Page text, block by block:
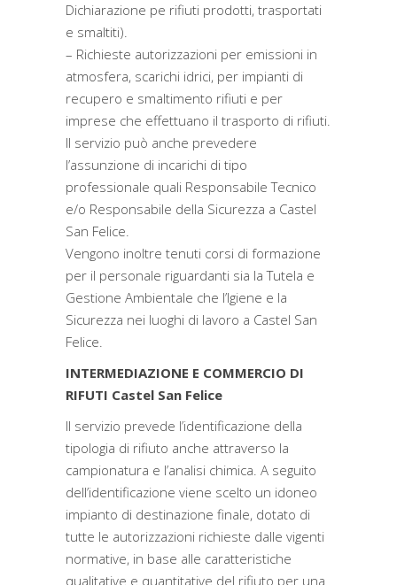
Dichiarazione pe rifiuti prodotti, trasportati
e smaltiti).
– Richieste autorizzazioni per emissioni in
atmosfera, scarichi idrici, per impianti di
recupero e smaltimento rifiuti e per
imprese che effettuano il trasporto di rifiuti.
Il servizio può anche prevedere
l’assunzione di incarichi di tipo
professionale quali Responsabile Tecnico
e/o Responsabile della Sicurezza a Castel
San Felice.
Vengono inoltre tenuti corsi di formazione
per il personale riguardanti sia la Tutela e
Gestione Ambientale che l’Igiene e la
Sicurezza nei luoghi di lavoro a Castel San
Felice.
INTERMEDIAZIONE E COMMERCIO DI
RIFUTI Castel San Felice
Il servizio prevede l’identificazione della
tipologia di rifiuto anche attraverso la
campionatura e l’analisi chimica. A seguito
dell’identificazione viene scelto un idoneo
impianto di destinazione finale, dotato di
tutte le autorizzazioni richieste dalle vigenti
normative, in base alle caratteristiche
qualitative e quantitative del rifiuto per una